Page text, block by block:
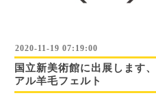
2020-11-19 07:19:00
国立新美術館に出展します
アル羊毛フェルト